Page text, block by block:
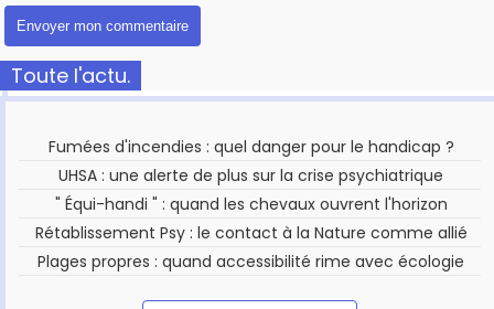
Toute l'actu.
Fumées d'incendies : quel danger pour le handicap ?
UHSA : une alerte de plus sur la crise psychiatrique
" Équi-handi " : quand les chevaux ouvrent l'horizon
Rétablissement Psy : le contact à la Nature comme allié
Plages propres : quand accessibilité rime avec écologie